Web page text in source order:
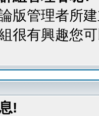
版管理者所
很有興趣您
!